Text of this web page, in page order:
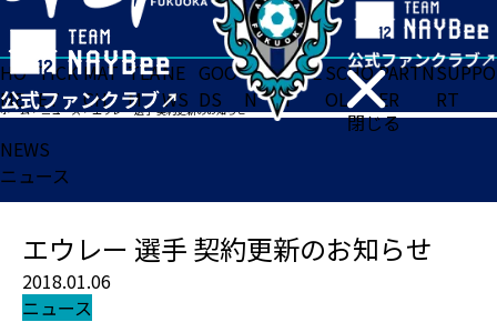
閉じる
HO
ME
TICK
ET
MAT
CH
TEA
M
NE
WS
GOO
DS
FA
N
ACADE
MY
SCHO
OL
PARTN
ER
SUPPO
RT
ホーム>ニュース>エウレー 選手 契約更新のお知らせ
NEWS
ニュース
エウレー 選手 契約更新のお知らせ
2018.01.06
ニュース